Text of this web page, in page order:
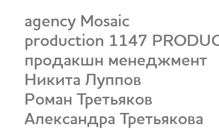
agency Mosaic
production 1147
продакшн менеджмент
Никита Луппов
Роман Третьяков
Александра Третьякова